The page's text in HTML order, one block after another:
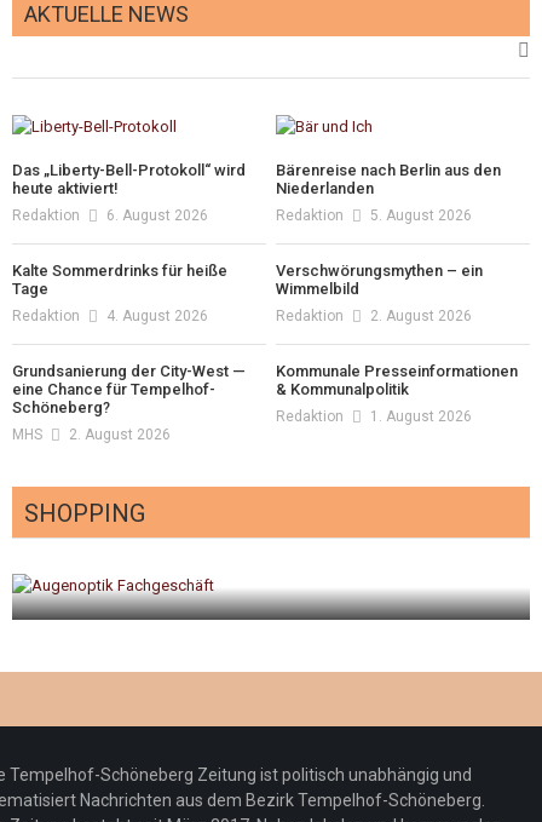
AKTUELLE NEWS
Das „Liberty-Bell-Protokoll“ wird
heute aktiviert!
Redaktion 6. August 2026
Bärenreise nach Berlin aus den
Niederlanden
Redaktion 5. August 2026
Kalte Sommerdrinks für heiße
Tage
Redaktion 4. August 2026
Verschwörungsmythen – ein
Wimmelbild
Redaktion 2. August 2026
Grundsanierung der City-West —
eine Chance für Tempelhof-
Schöneberg?
MHS 2. August 2026
Kommunale Presseinformationen
& Kommunalpolitik
Redaktion 1. August 2026
SHOPPING
Redaktion 23. Juli 2026
Tempelhof-Schöneberg Zeitung ist politisch unabhängig und
Nachrichten aus dem Bezirk Tempelhof-Schöneberg.